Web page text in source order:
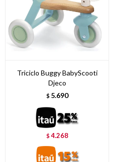
Triciclo Buggy BabyScooti
Djeco
$ 5.690
$4.268